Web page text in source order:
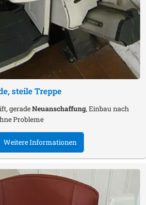
steile Treppe
geradeNeuanschaffung, Einbau nach
Probleme
Weitere Informationen